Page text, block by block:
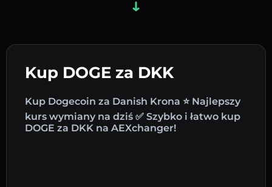
Kup DOGE za DKK
Kup Dogecoin za Danish Krona ⭐ Najlepszy
kurs wymiany na dziś ✅ Szybko i łatwo kup
DOGE za DKK na AEXchanger!